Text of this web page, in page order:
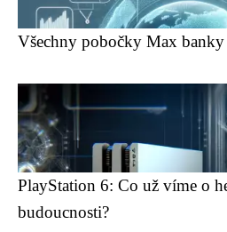
Všechny pobočky Max banky
PlayStation 6: Co už víme o
budoucnosti?